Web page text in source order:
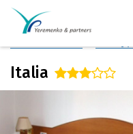
Италия
Italia